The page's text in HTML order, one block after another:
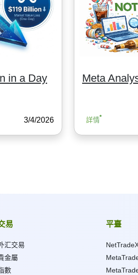
in a Day
3/4/2026
Meta
詳情
易
汇交易
金屬
數
平臺